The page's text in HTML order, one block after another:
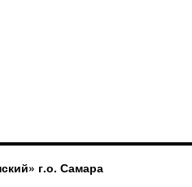
г.о. Самара